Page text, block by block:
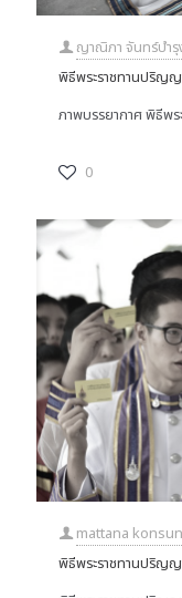
ญาณิภา จันทร์บำรุ
พิธีพระราชทานปริญ
ภาพบรรยากาศ พิธีพร
0
mattana
พิธีพระราชทานปริญญ